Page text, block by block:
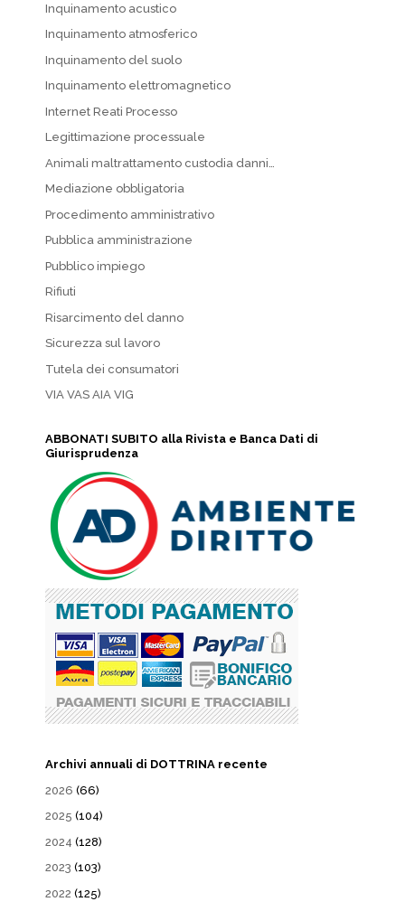
Inquinamento acustico
Inquinamento atmosferico
Inquinamento del suolo
Inquinamento elettromagnetico
Internet Reati Processo
Legittimazione processuale
Animali maltrattamento custodia danni…
Mediazione obbligatoria
Procedimento amministrativo
Pubblica amministrazione
Pubblico impiego
Rifiuti
Risarcimento del danno
Sicurezza sul lavoro
Tutela dei consumatori
VIA VAS AIA VIG
ABBONATI SUBITO alla Rivista e Banca Dati di
Giurisprudenza
Archivi annuali di DOTTRINA recente
2026 (66)
2025 (104)
2024 (128)
2023 (103)
2022 (125)